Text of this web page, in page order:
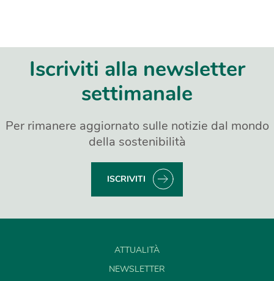
Iscriviti alla newsletter
settimanale
Per rimanere aggiornato sulle notizie dal mondo
della sostenibilità
ISCRIVITI
ATTUALITÀ
NEWSLETTER